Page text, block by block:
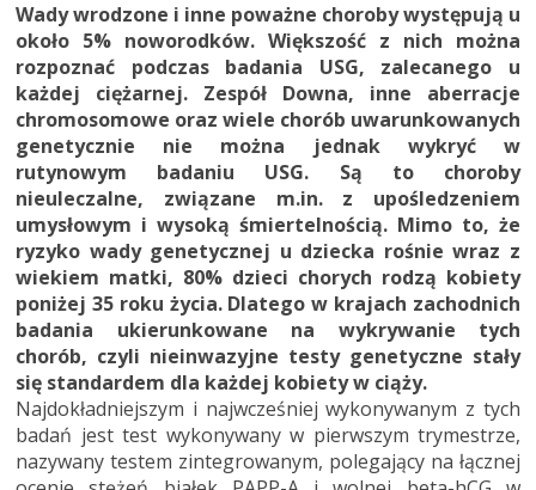
Wady wrodzone i inne poważne choroby występują u
około 5% noworodków. Większość z nich można
rozpoznać podczas badania USG, zalecanego u
każdej ciężarnej. Zespół Downa, inne aberracje
chromosomowe oraz wiele chorób uwarunkowanych
genetycznie nie można jednak wykryć w
rutynowym badaniu USG. Są to choroby
nieuleczalne, związane m.in. z upośledzeniem
umysłowym i wysoką śmiertelnością. Mimo to, że
ryzyko wady genetycznej u dziecka rośnie wraz z
wiekiem matki, 80% dzieci chorych rodzą kobiety
poniżej 35 roku życia. Dlatego w krajach zachodnich
badania ukierunkowane na wykrywanie tych
chorób, czyli nieinwazyjne testy genetyczne stały
się standardem dla każdej kobiety w ciąży.
Najdokładniejszym i najwcześniej wykonywanym z tych
badań jest test wykonywany w pierwszym trymestrze,
nazywany testem zintegrowanym, polegający na łącznej